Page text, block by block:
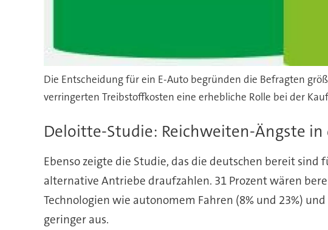
Die Entscheidung für ein E-Auto begründen die Befragten
verringerten Treibstoffkosten eine erhebliche Rolle bei der
Deloitte-Studie: Reichweiten-Ängste
Ebenso zeigte die Studie, das die deutschen bereit
alternative Antriebe draufzahlen. 31 Prozent wären
Technologien wie autonomem Fahren (8% und 23%)
geringer aus.